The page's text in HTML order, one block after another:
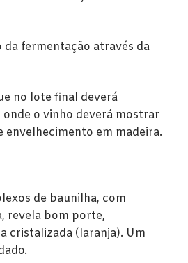
fermentação através da
no lote final deverá
onde o vinho deverá mostrar
em madeira.
de baunilha, com
revela bom porte,
cristalizada (laranja). Um